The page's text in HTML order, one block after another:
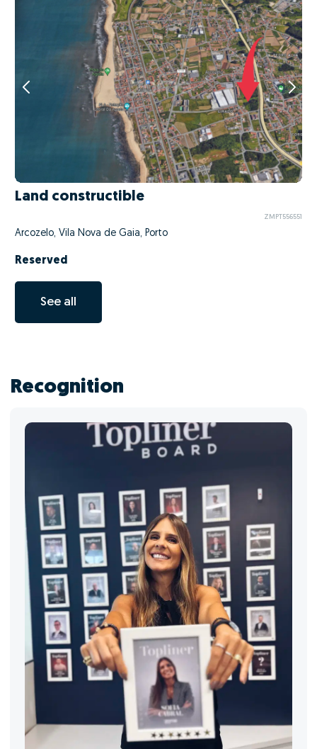
Land constructible
ZMPT556551
Arcozelo, Vila Nova de Gaia, Porto
Reserved
See all
Recognition